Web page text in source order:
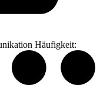
Häufigkeit: